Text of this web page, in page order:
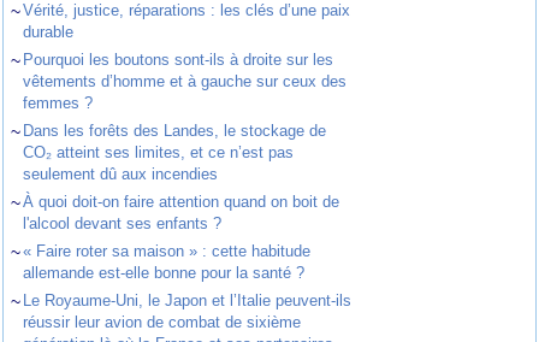
~Vérité, justice, réparations : les clés d’une paix
durable
~ Pourquoi les boutons sont-ils à droite sur les
vêtements d’homme et à gauche sur ceux des
femmes ?
~ Dans les forêts des Landes, le stockage de
CO₂ atteint ses limites, et ce n’est pas
seulement dû aux incendies
~À quoi doit-on faire attention quand on boit de
l'alcool devant ses enfants ?
~« Faire roter sa maison » : cette habitude
allemande est-elle bonne pour la santé ?
~ Le Royaume-Uni, le Japon et l’Italie peuvent-ils
réussir leur avion de combat de sixième